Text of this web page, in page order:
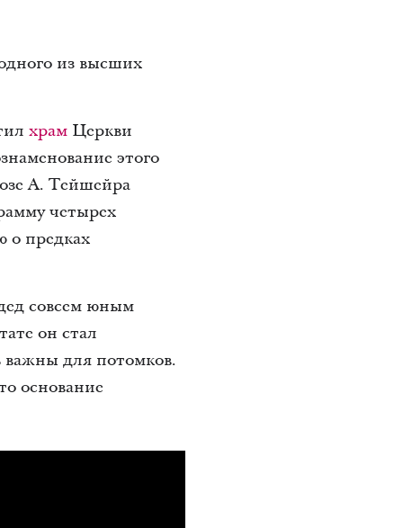
из высших
храмЦеркви
этого
A. Тейшейра
четырех
о предках
совсем юным
он стал
для потомков.
основание